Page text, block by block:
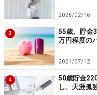
・がん保険（終身タイ
診断一時金100万円）＝
娘／
・医療保険（終身タイ
円、通院5000円、女
5500円（年払い6万
2026/02/16
3
55歳、貯金
万円程度の
2021/07/12
4
50歳貯金
し、天涯孤